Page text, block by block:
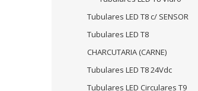
Tubulares LED T8 c/ SENSOR
Tubulares LED T8
CHARCUTARIA (CARNE)
Tubulares LED T8 24Vdc
Tubulares LED Circulares T9